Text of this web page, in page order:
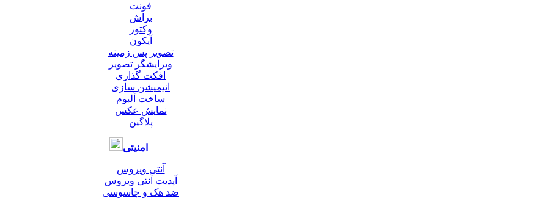
فونت
براش
وکتور
آیکون
تصویر پس زمینه
ویرایشگر تصویر
افکت گذاری
انیمیشن سازی
ساخت آلبوم
نمایش عکس
پلاگین
امنیتی
آنتی ویروس
آپدیت آنتی ویروس
ضد هک و جاسوسی